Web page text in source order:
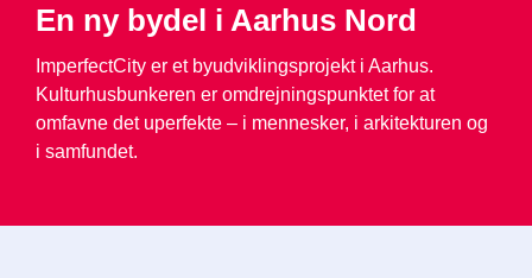
En ny bydel i Aarhus Nord
ImperfectCity er et byudviklingsprojekt i Aarhus.
Kulturhusbunkeren er omdrejningspunktet for at
omfavne det uperfekte – i mennesker, i arkitekturen og
i samfundet.